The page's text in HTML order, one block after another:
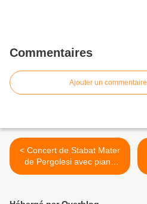
Commentaires
Ajouter un commentaire
< Concert de Stabat Mater
de Pergolesi avec piano
mercredi 14 mai 2025